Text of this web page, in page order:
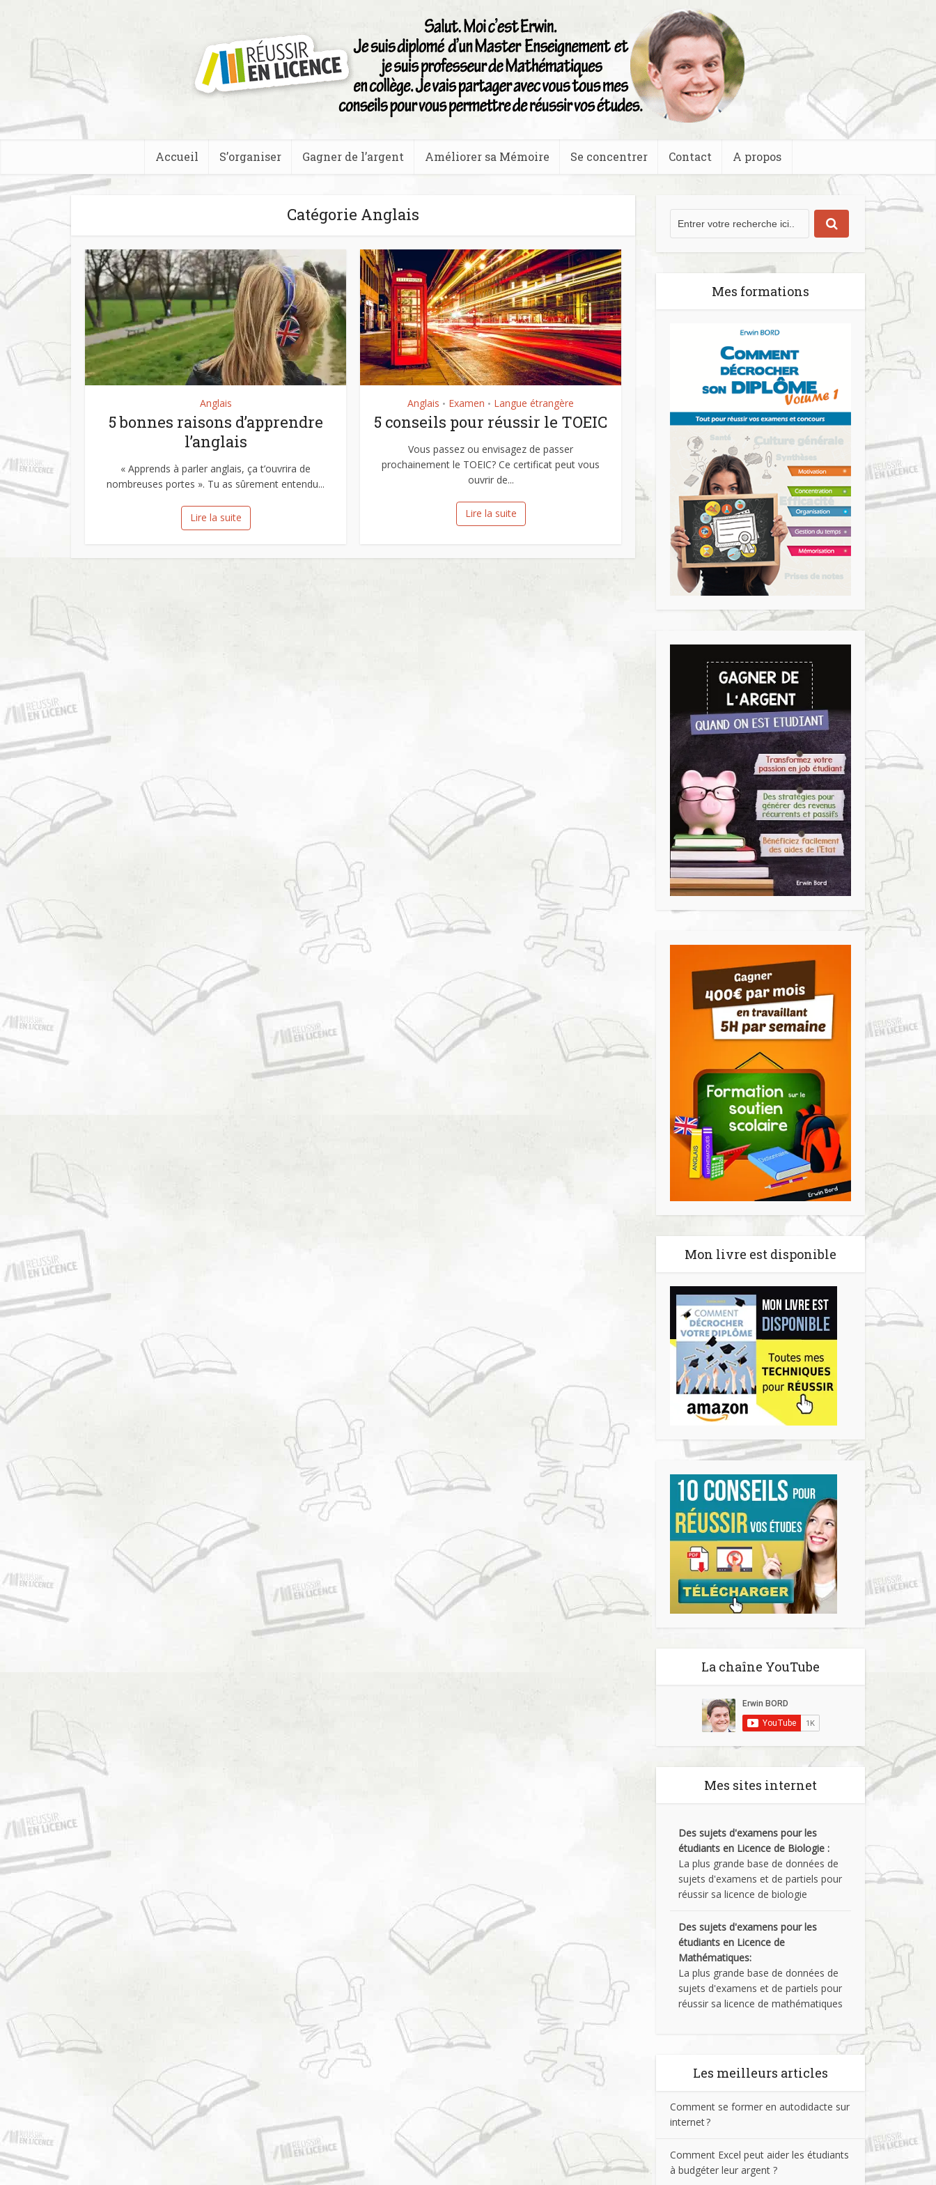
Accueil S’organiser Gagner de l’argent Améliorer sa Mémoire Se concentrer Contact A propos
Catégorie Anglais
Anglais
5 bonnes raisons d’apprendre
l’anglais
« Apprends à parler anglais, ça t’ouvrira de
nombreuses portes ». Tu as sûrement entendu...
Lire la suite
Anglais • Examen • Langue étrangère
5 conseils pour réussir le TOEIC
Vous passez ou envisagez de passer
prochainement le TOEIC? Ce certificat peut vous
ouvrir de...
Lire la suite
Mes formations
Mon livre est disponible
La chaîne YouTube
Mes sites internet
Des sujets d'examens pour les
étudiants en Licence de Biologie :
La plus grande base de données de
sujets d'examens et de partiels pour
réussir sa licence de biologie
Des sujets d'examens pour les
étudiants en Licence de
Mathématiques:
La plus grande base de données de
sujets d'examens et de partiels pour
réussir sa licence de mathématiques
Les meilleurs articles
Comment se former en autodidacte sur
internet ?
Comment Excel peut aider les étudiants
à budgéter leur argent ?
En soumettant ce formulaire vous acceptez la politique de confidentialité du site.